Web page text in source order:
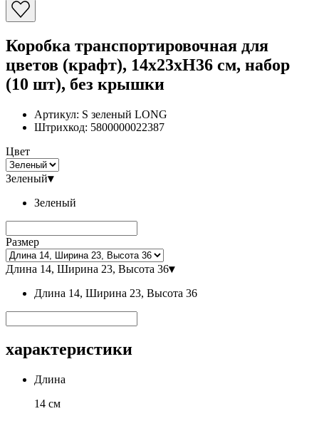
Коробка транспортировочная для
цветов (крафт), 14x23xH36 см, набор
(10 шт), без крышки
Артикул: S зеленый LONG
Штрихкод: 5800000022387
Цвет
Зеленый▾
Зеленый
Размер
Длина 14, Ширина 23, Высота 36▾
Длина 14, Ширина 23, Высота 36
характеристики
Длина
14 см